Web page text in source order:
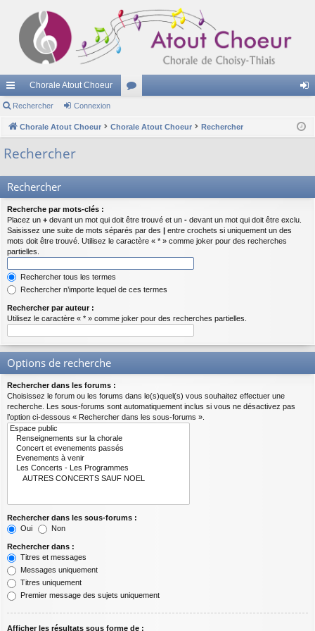
cc
ès
ra
de
Chorale Atout Choeur
u ne
Rechercher Connexion
Chorale Atout Choeur Chorale Atout Choeur Rechercher
Rechercher
Rechercher
Recherche par mots-clés :
Placez un + devant un mot qui doit être trouvé et un - devant un mot qui doit être exclu.
Saisissez une suite de mots séparés par des | entre crochets si uniquement un des
mots doit être trouvé. Utilisez le caractère « * » comme joker pour des recherches
partielles.
Rechercher tous les termes
Rechercher n’importe lequel de ces termes
Rechercher par auteur :
Utilisez le caractère « * » comme joker pour des recherches partielles.
Options de recherche
Rechercher dans les forums :
Choisissez le forum ou les forums dans le(s)quel(s) vous souhaitez effectuer une
recherche. Les sous-forums sont automatiquement inclus si vous ne désactivez pas
l’option ci-dessous « Rechercher dans les sous-forums ».
Rechercher dans les sous-forums :
Oui
Non
Rechercher dans :
Titres et messages
Messages uniquement
Titres uniquement
Premier message des sujets uniquement
Afficher les résultats sous forme de :